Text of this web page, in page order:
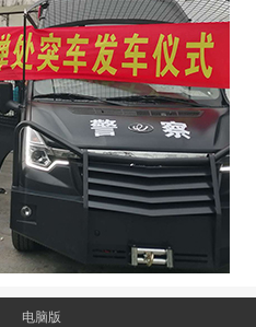
电脑版